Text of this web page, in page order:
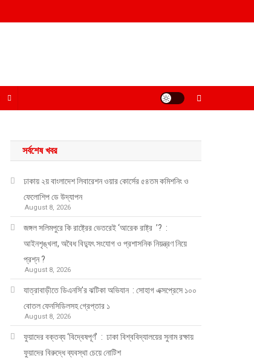
সর্বশেষ খবর
ঢাকায় ২য় বাংলাদেশ লিবারেশন ওয়ার কোর্সের ৫৪তম কমিশনিং ও
ফেলোশিপ ডে উদ্‌যাপন
August 8, 2026
জঙ্গল সলিমপুরে কি রাষ্ট্রের ভেতরেই ‘আরেক রাষ্ট্র ’? :
আইনশৃঙ্খলা, অবৈধ বিদ্যুৎ সংযোগ ও প্রশাসনিক নিয়ন্ত্রণ নিয়ে
প্রশ্ন ?
August 8, 2026
যাত্রাবাড়ীতে ডিএনসি’র ঝটিকা অভিযান : সোহাগ এক্সপ্রেসে ১০০
বোতল ফেনসিডিলসহ গ্রেপ্তার ১
August 8, 2026
ফুয়াদের বক্তব্য ‘বিদ্বেষপূর্ণ’ : ঢাকা বিশ্ববিদ্যালয়ের সুনাম রক্ষায়
ফুয়াদের বিরুদ্ধে ব্যবস্থা চেয়ে নোটিশ